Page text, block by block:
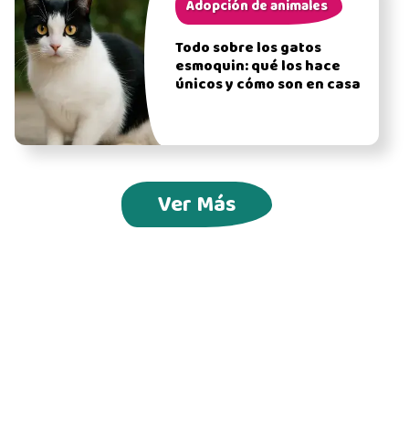
Adopción de animales
Todo sobre los gatos
esmoquin: qué los hace
únicos y cómo son en casa
Ver Más